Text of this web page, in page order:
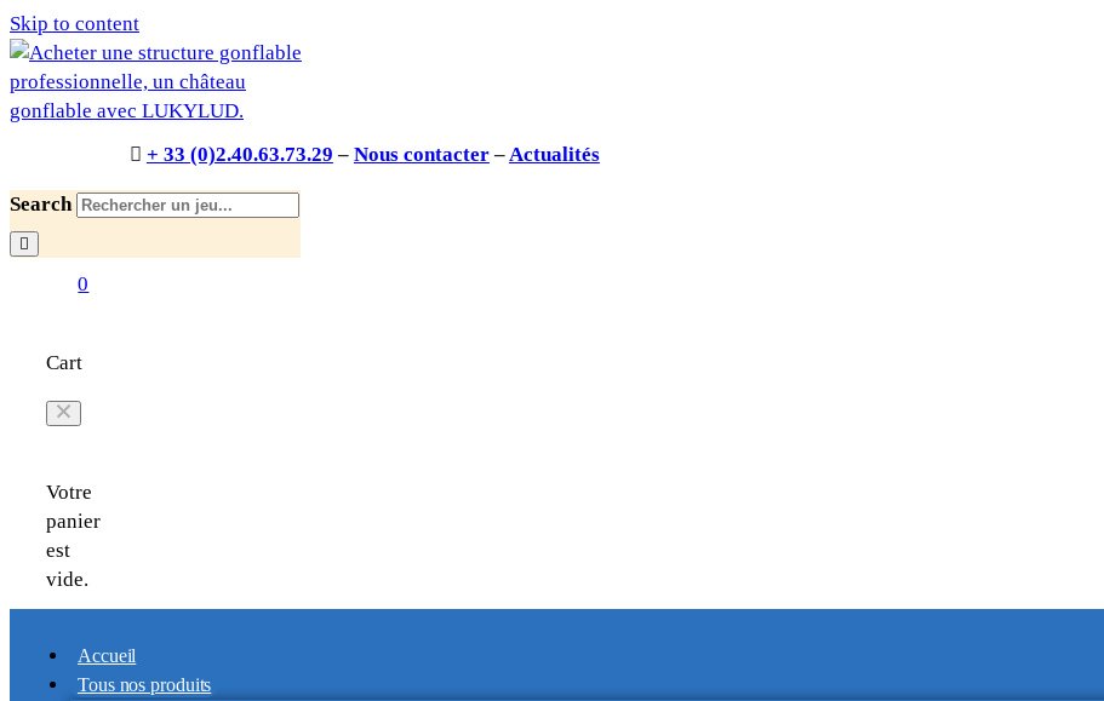
Skip to content
+ 33 (0)2.40.63.73.29 – Nous contacter– Actualités
Search
0
Cart
Votre
panier
est
vide.
Accueil
Tous nos produits